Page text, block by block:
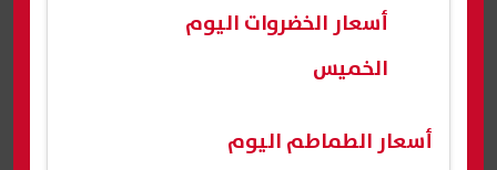
أسعار الخضروات اليوم
الخميس
أسعار الطماطم اليوم